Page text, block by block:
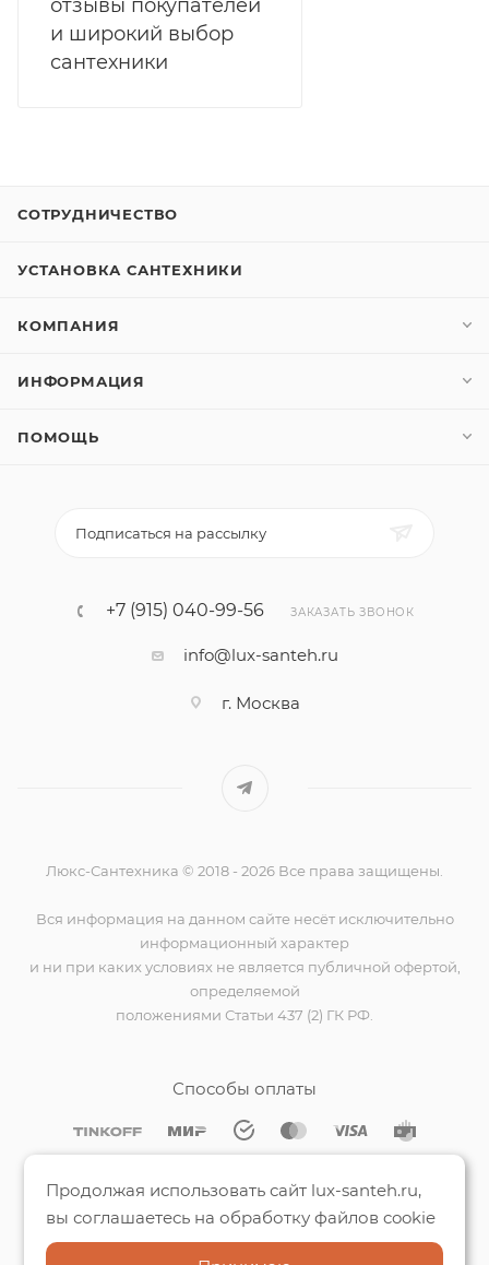
отзывы покупателей
и широкий выбор
сантехники
СОТРУДНИЧЕСТВО
УСТАНОВКА САНТЕХНИКИ
КОМПАНИЯ
ИНФОРМАЦИЯ
ПОМОЩЬ
Подписаться на рассылку
+7 (915) 040-99-56 ЗАКАЗАТЬ ЗВОНОК
info@lux-santeh.ru
г. Москва
Люкс-Сантехника © 2018 - 2026 Все права защищены.
Вся информация на данном сайте несёт исключительно
информационный характер
и ни при каких условиях не является публичной офертой,
определяемой
положениями Статьи 437 (2) ГК РФ.
Способы оплаты
Продолжая использовать сайт lux-santeh.ru,
вы соглашаетесь на обработку файлов cookie